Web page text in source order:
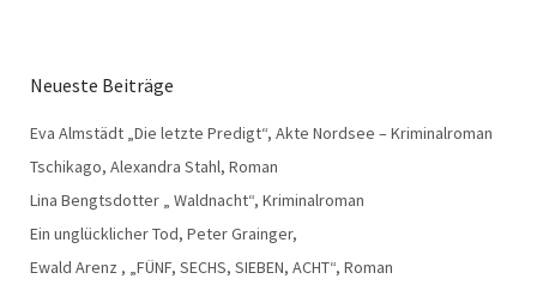
Neueste Beiträge
Eva Almstädt „Die letzte Predigt“, Akte Nordsee – Kriminalroman
Tschikago, Alexandra Stahl, Roman
Lina Bengtsdotter „ Waldnacht“, Kriminalroman
Ein unglücklicher Tod, Peter Grainger,
Ewald Arenz , „FÜNF, SECHS, SIEBEN, ACHT“, Roman